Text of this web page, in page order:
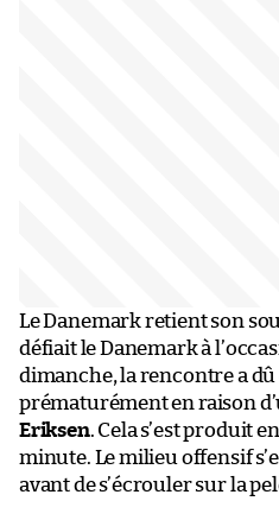
Le Danemark retient son
défiait le Danemark à
dimanche, la rencontre a dû
prématurément en raison
Eriksen. Cela s’est produit
minute. Le milieu offensif
avant de s’écrouler sur la